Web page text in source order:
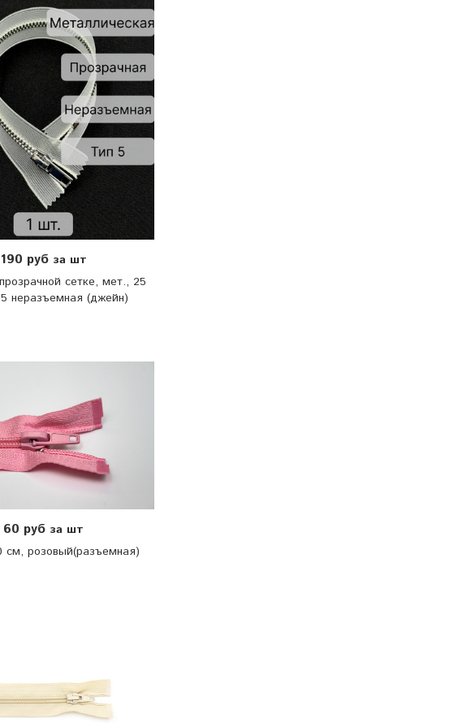
190 руб за шт
сетке, мет., 25
неразъемная (джейн)
60 руб за шт
см, розовый(разъемная)